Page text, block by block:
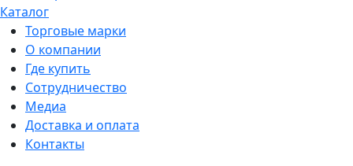
Каталог
Торговые марки
О компании
Где купить
Сотрудничество
Медиа
Доставка и оплата
Контакты